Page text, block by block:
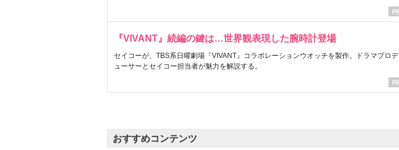
『VIVANT』続編の鍵は…世界観表現した腕時計登場
セイコーが、TBS系日曜劇場『VIVANT』コラボレーションウオッチを製作。ドラマプロデ
ューサーとセイコー担当者が魅力を解説する。
おすすめコンテンツ